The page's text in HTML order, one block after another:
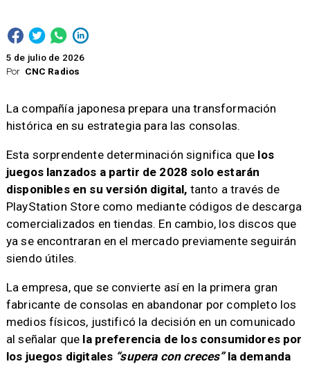
Por CNC Radios
5 de julio de 2026
La compañía japonesa prepara una transformación
histórica en su estrategia para las consolas.
Esta sorprendente determinación significa que los
juegos lanzados a partir de 2028 solo estarán
disponibles en su versión digital, tanto a través de
PlayStation Store como mediante códigos de descarga
comercializados en tiendas. En cambio, los discos que
ya se encontraran en el mercado previamente seguirán
siendo útiles.
La empresa, que se convierte así en la primera gran
fabricante de consolas en abandonar por completo los
medios físicos, justificó la decisión en un comunicado
al señalar que la preferencia de los consumidores por
los juegos digitales “supera con creces”la demanda